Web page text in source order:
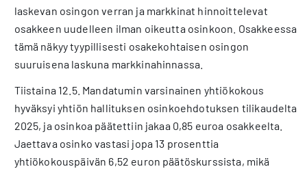
laskevan osingon verran ja markkinat hinnoittelevat
osakkeen uudelleen ilman oikeutta osinkoon. Osakkeessa
tämä näkyy tyypillisesti osakekohtaisen osingon
suuruisena laskuna markkinahinnassa.
Tiistaina 12.5. Mandatumin varsinainen yhtiökokous
hyväksyi yhtiön hallituksen osinkoehdotuksen tilikaudelta
2025, ja osinkoa päätettiin jakaa 0,85 euroa osakkeelta.
Jaettava osinko vastasi jopa 13 prosenttia
yhtiökokouspäivän 6,52 euron päätöskurssista, mikä